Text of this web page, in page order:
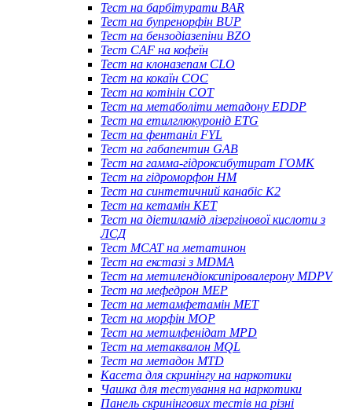
Тест на барбітурати BAR
Тест на бупренорфін BUP
Тест на бензодіазепіни BZO
Тест CAF на кофеїн
Тест на клоназепам CLO
Тест на кокаїн COC
Тест на котінін COT
Тест на метаболіти метадону EDDP
Тест на етилглюкуронід ETG
Тест на фентаніл FYL
Тест на габапентин GAB
Тест на гамма-гідроксибутират ГОМК
Тест на гідроморфон HM
Тест на синтетичний канабіс K2
Тест на кетамін KET
Тест на діетиламід лізергінової кислоти з
ЛСД
Тест MCAT на метатинон
Тест на екстазі з MDMA
Тест на метилендіоксипіровалерону MDPV
Тест на мефедрон MEP
Тест на метамфетамін MET
Тест на морфін MOP
Тест на метилфенідат MPD
Тест на метаквалон MQL
Тест на метадон MTD
Касета для скринінгу на наркотики
Чашка для тестування на наркотики
Панель скринінгових тестів на різні